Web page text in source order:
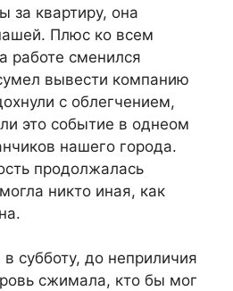
за квартиру, она
Плюс ко всем
работе сменился
вывести компанию
с облегчением,
это событие в однеом
нашего города.
продолжалась
никто иная, как
субботу, до неприличия
сжимала, кто бы мог